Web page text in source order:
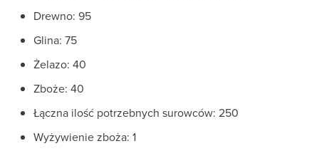
Drewno: 95
Glina: 75
Żelazo: 40
Zboże: 40
Łączna ilość potrzebnych surowców: 250
Wyżywienie zboża: 1